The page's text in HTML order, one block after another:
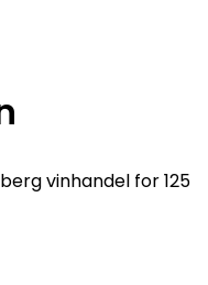
vinhandel for 125